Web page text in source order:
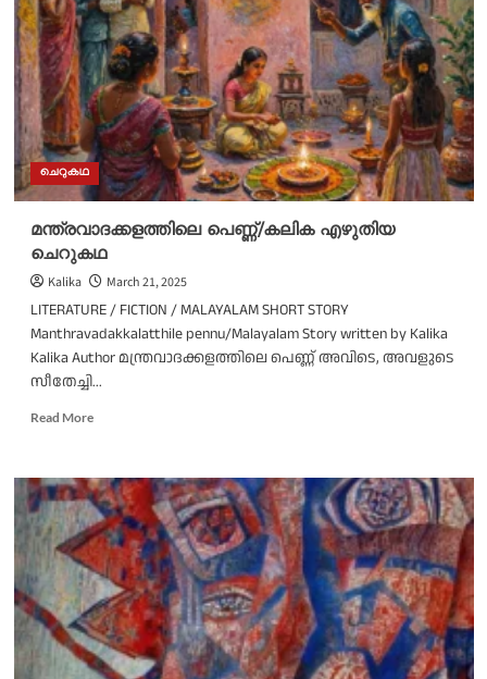
ഭാഗം)/
ലേഖനം/
വിസ്മയ
കെ
ജി
ചെറുകഥ
മന്ത്രവാദക്കളത്തിലെ പെണ്ണ്/കലിക എഴുതിയ
ചെറുകഥ
Kalika March 21, 2025
LITERATURE / FICTION / MALAYALAM SHORT STORY
Manthravadakkalatthile pennu/Malayalam Story written by Kalika
Kalika Author മന്ത്രവാദക്കളത്തിലെ പെണ്ണ് അവിടെ, അവളുടെ
സീതേച്ചി...
Read MoreRead
മന്ത്രവാദക്കളത്തിലെ
പെണ്ണ്/
കലിക
എഴുതിയ
ചെറുകഥ